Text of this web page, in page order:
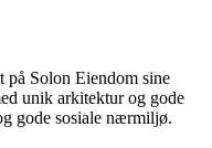
på Solon Eiendom sine
unik arkitektur og gode
gode sosiale nærmiljø.